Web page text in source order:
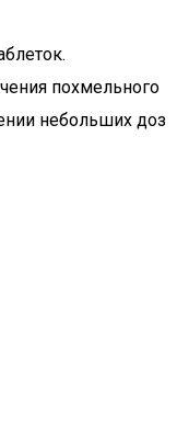
похмельного
небольших доз